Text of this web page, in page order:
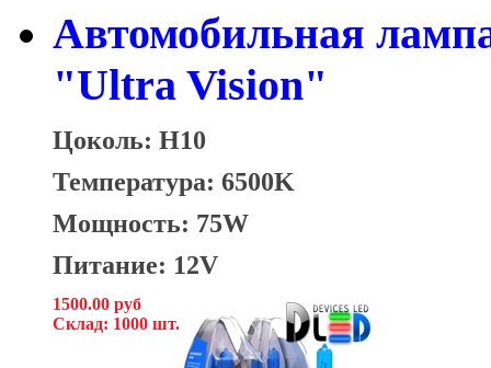
Автомобильная
"Ultra Vision"
Цоколь: H10
Температура: 6500K
Мощность: 75W
Питание: 12V
1500.00 руб
Склад: 1000 шт.